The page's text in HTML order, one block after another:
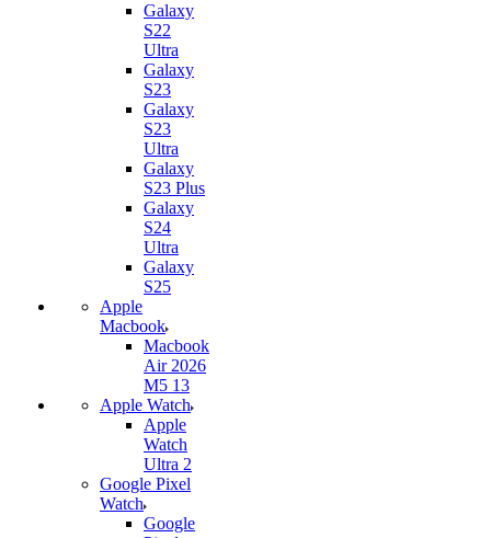
Galaxy
S22
Ultra
Galaxy
S23
Galaxy
S23
Ultra
Galaxy
S23 Plus
Galaxy
S24
Ultra
Galaxy
S25
Apple
Macbook
Macbook
Air 2026
M5 13
Apple Watch
Apple
Watch
Ultra 2
Google Pixel
Watch
Google